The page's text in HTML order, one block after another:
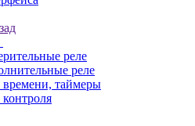
реле
реле
времени, таймеры
контроля